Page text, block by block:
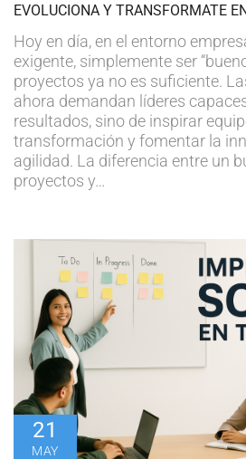
EVOLUCIONA Y TRANSFORMATE
Hoy en día, en el entorno
exigente, simplemente ser
proyectos ya no es suficiente.
ahora demandan líderes
resultados, sino de inspirar
transformación y fomentar la
agilidad. La diferencia entre un
proyectos y…
21
MAY